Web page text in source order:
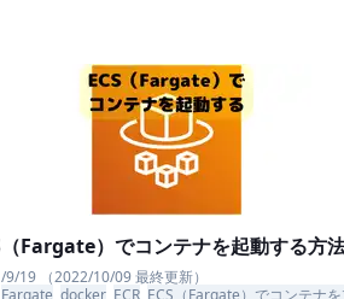
（Fargate）でコンテナを起動する方
19 （2022/10/09 最終更新）